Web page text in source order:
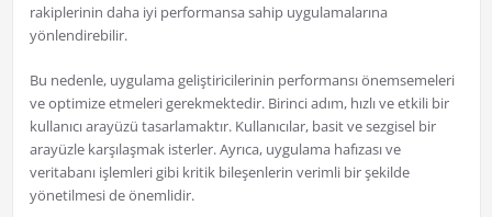
rakiplerinin daha iyi performansa sahip uygulamalarına
yönlendirebilir.
Bu nedenle, uygulama geliştiricilerinin performansı önemsemeleri
ve optimize etmeleri gerekmektedir. Birinci adım, hızlı ve etkili bir
kullanıcı arayüzü tasarlamaktır. Kullanıcılar, basit ve sezgisel bir
arayüzle karşılaşmak isterler. Ayrıca, uygulama hafızası ve
veritabanı işlemleri gibi kritik bileşenlerin verimli bir şekilde
yönetilmesi de önemlidir.